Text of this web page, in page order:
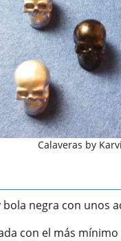
Calaveras by
bola negra con unos
con el más